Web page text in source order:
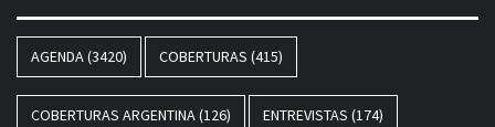
AGENDA(3420) COBERTURAS (415)
COBERTURAS ARGENTINA(126) ENTREVISTAS (174)